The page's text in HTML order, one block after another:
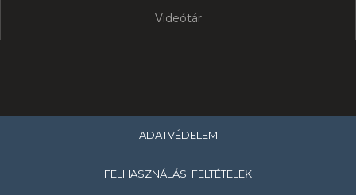
Videótár
ADATVÉDELEM
FELHASZNÁLÁSI FELTÉTELEK